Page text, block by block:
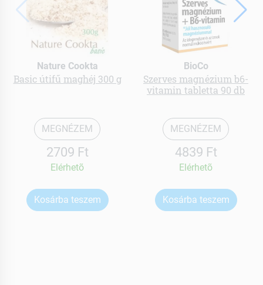
Nature Cookta
Basic útifű maghéj 300 g
MEGNÉZEM
2709 Ft
Elérhetõ
Kosárba teszem
BioCo
Szerves magnézium b6-
vitamin tabletta 90 db
MEGNÉZEM
4839 Ft
Elérhetõ
Kosárba teszem